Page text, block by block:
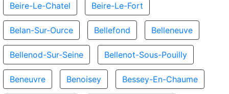
Beire-Le-Chatel Beire-Le-Fort
Belan-Sur-Ource Bellefond Belleneuve
Bellenod-Sur-Seine Bellenot-Sous-Pouilly
Beneuvre Benoisey Bessey-En-Chaume